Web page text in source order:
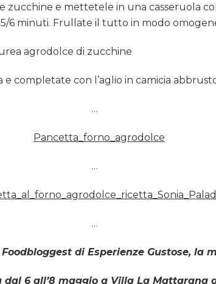
e mettetele in una casseruola
6 minuti. Frullate il tutto in modo
agrodolce di zucchine
completate con l’aglio in camicia
…
…
…
di Esperienze Gustose, la
6 all’8 maggio a Villa La Mattarana